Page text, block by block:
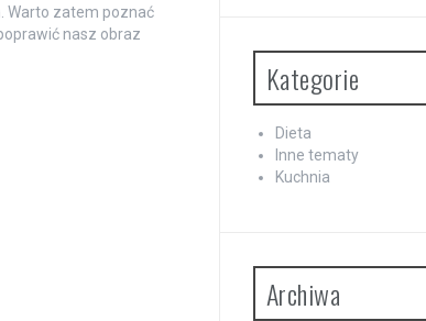
Warto zatem poznać
nasz obraz
Kategorie
Dieta
Inne tematy
Kuchnia
Archiwa